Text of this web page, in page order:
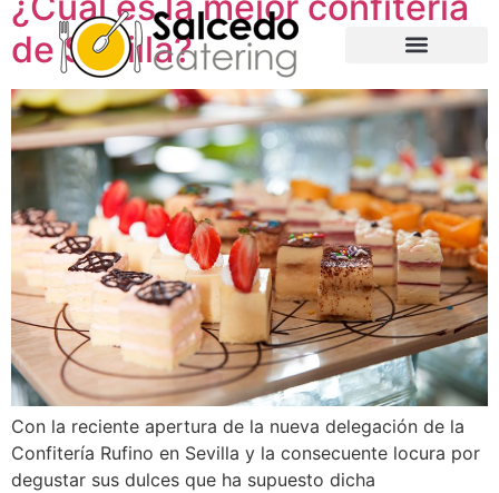
de Sevilla?
Con la reciente apertura de la nueva delegación de la
Confitería Rufino en Sevilla y la consecuente locura por
degustar sus dulces que ha supuesto dicha